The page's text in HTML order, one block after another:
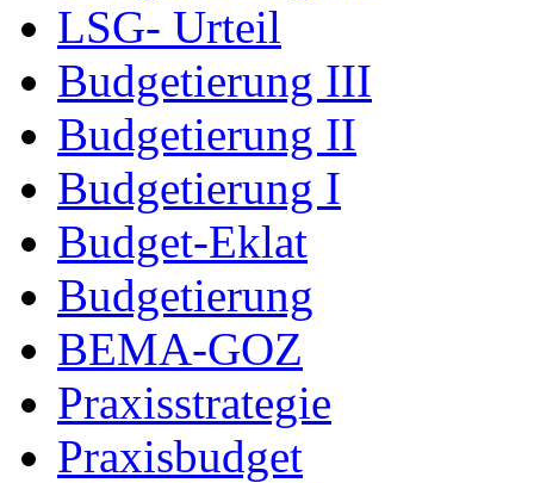
LSG- Urteil
Budgetierung III
Budgetierung II
Budgetierung I
Budget-Eklat
Budgetierung
BEMA-GOZ
Praxisstrategie
Praxisbudget